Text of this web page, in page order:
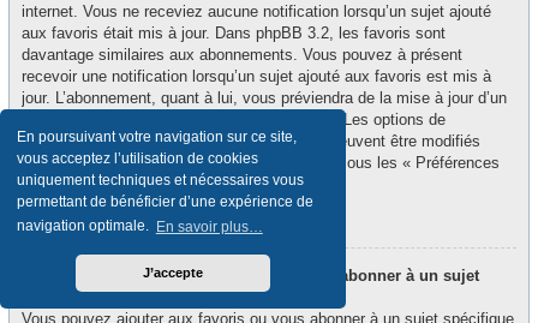
En poursuivant votre navigation sur ce site,
vous acceptez l’utilisation de cookies
uniquement techniques et nécessaires vous
permettant de bénéficier d’une expérience de
navigation optimale. En savoir plus…
J’accepte
internet. Vous ne receviez aucune notification lorsqu’un sujet ajouté
aux favoris était mis à jour. Dans phpBB 3.2, les favoris sont
davantage similaires aux abonnements. Vous pouvez à présent
recevoir une notification lorsqu’un sujet ajouté aux favoris est mis à
jour. L’abonnement, quant à lui, vous préviendra de la mise à jour d’un
forum ou d’un sujet auquel vous êtes abonné. Les options de
notification des favoris et des abonnements peuvent être modifiés
depuis le panneau de contrôle de l’utilisateur, sous les « Préférences
du forum ».
Haut
Comment puis-je ajouter aux favoris ou m’abonner à un sujet
spécifique ?
Vous pouvez ajouter aux favoris ou vous abonner à un sujet spécifique